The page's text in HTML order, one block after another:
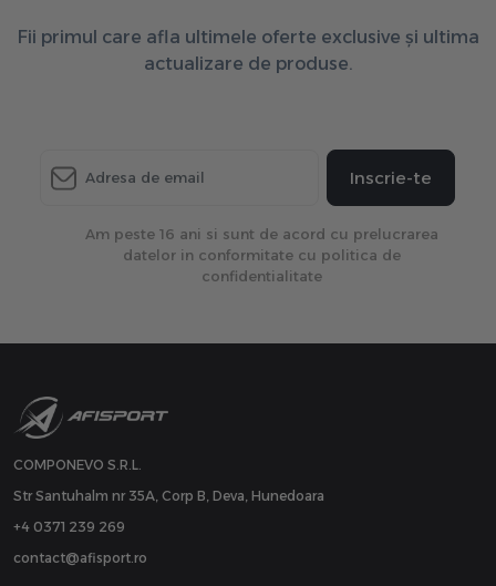
Fii primul care afla ultimele oferte exclusive și ultima
actualizare de produse.
Inscrie-te
Am peste 16 ani si sunt de acord cu prelucrarea
datelor in conformitate cu politica de
confidentialitate
COMPONEVO S.R.L.
Str Santuhalm nr 35A, Corp B, Deva, Hunedoara
+4 0371 239 269
contact@afisport.ro